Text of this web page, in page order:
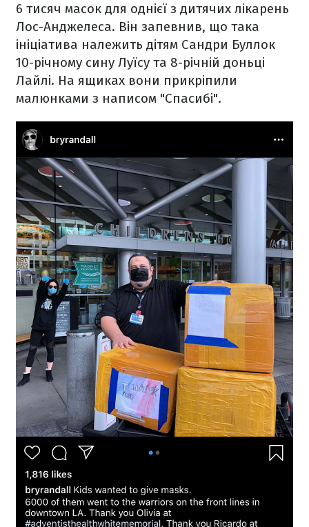
6 тисяч масок для однієї з дитячих лікарень
Лос-Анджелеса. Він запевнив, що така
ініціатива належить дітям Сандри Буллок
10-річному сину Луїсу та 8-річній доньці
Лайлі. На ящиках вони прикріпили
малюнками з написом "Спасибі".